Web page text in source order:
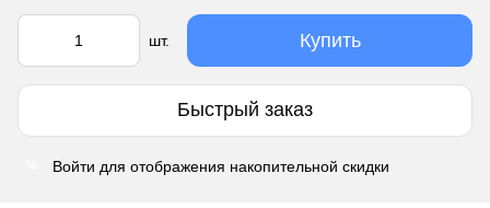
шт. Купить
Быстрый заказ
Войти для отображения накопительной скидки